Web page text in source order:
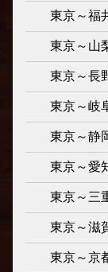
東京～福
東京～山
東京～長
東京～岐
東京～静
東京～愛
東京～三
東京～滋
東京～京